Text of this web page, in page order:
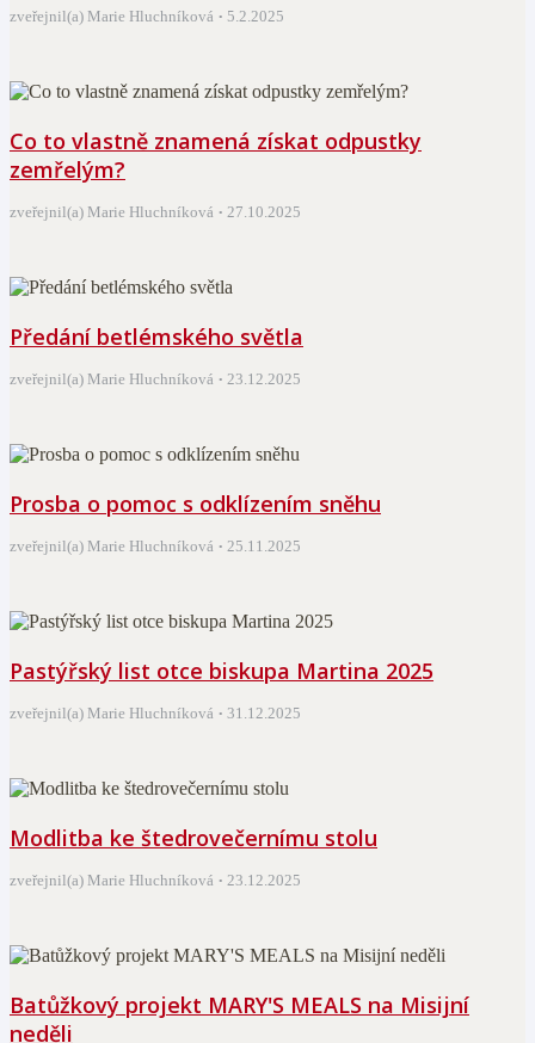
zveřejnil(a) Marie Hluchníková 5.2.2025
Co to vlastně znamená získat odpustky
zemřelým?
zveřejnil(a) Marie Hluchníková 27.10.2025
Předání betlémského světla
zveřejnil(a) Marie Hluchníková 23.12.2025
Prosba o pomoc s odklízením sněhu
zveřejnil(a) Marie Hluchníková 25.11.2025
Pastýřský list otce biskupa Martina 2025
zveřejnil(a) Marie Hluchníková 31.12.2025
Modlitba ke štedrovečernímu stolu
zveřejnil(a) Marie Hluchníková 23.12.2025
Batůžkový projekt MARY'S MEALS na Misijní
neděli